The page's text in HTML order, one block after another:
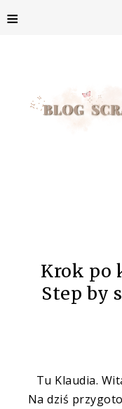
≡
Krok po
Step by
Tu Klaudia.
Na dziś